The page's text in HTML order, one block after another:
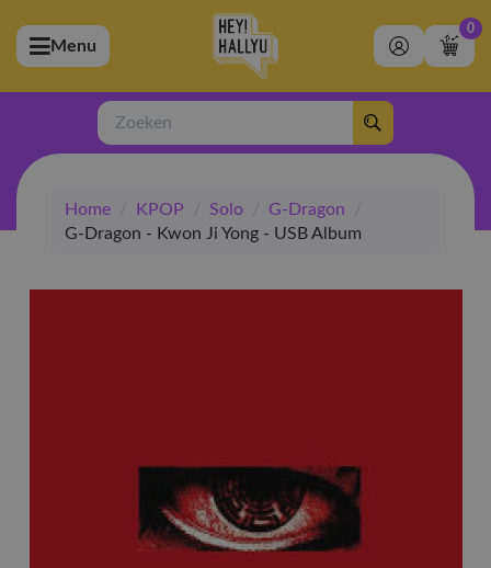
(Artiesten)
(Merchandise)
(Exclusive)
(Winkel)
Menu
0
Zoeken
Home / KPOP / Solo / G-Dragon
/
G-Dragon - Kwon Ji Yong - USB Album